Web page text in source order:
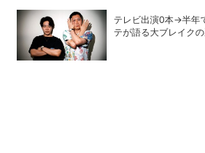
テレビ出演0本→半年
テが語る大ブレイク